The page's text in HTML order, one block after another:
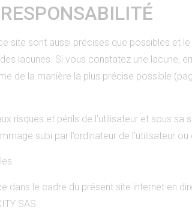
site sont aussi précises que possibles et
lacunes. Si vous constatez une lacune,
de la manière la plus précise possible
risques et périls de l’utilisateur et sous
subi par l’ordinateur de l’utilisateur
dans le cadre du présent site internet en
SAS.